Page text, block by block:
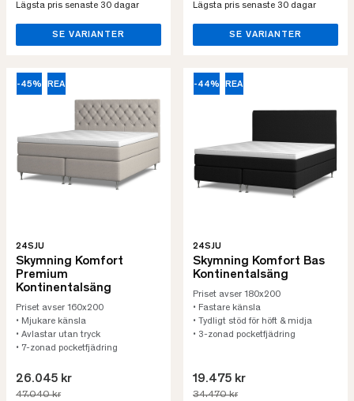
Lägsta pris senaste 30 dagar
SE VARIANTER
Lägsta pris senaste 30 dagar
SE VARIANTER
-45% REA
24SJU
Skymning Komfort
Premium
Kontinentalsäng
Priset avser 160x200
• Mjukare känsla
• Avlastar utan tryck
• 7-zonad pocketfjädring
26.045 kr
47.040 kr
-44% REA
24SJU
Skymning Komfort Bas
Kontinentalsäng
Priset avser 180x200
• Fastare känsla
• Tydligt stöd för höft & midja
• 3-zonad pocketfjädring
19.475 kr
34.470 kr